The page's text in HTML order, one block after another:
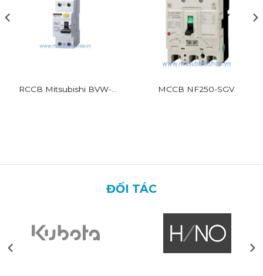
RCCB Mitsubishi BVW-T
MCCB NF250-SGV
ĐỐI TÁC